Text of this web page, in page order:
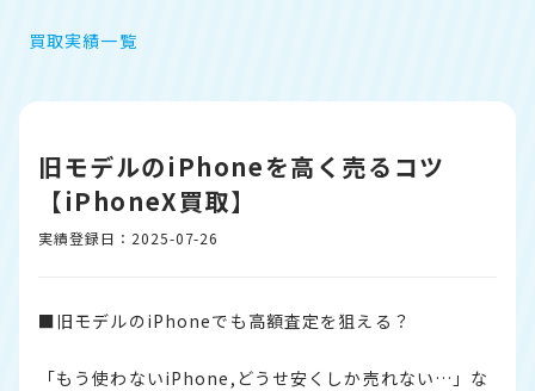
買取実績一覧
旧モデルのiPhoneを高く売るコツ
【iPhoneX買取】
実績登録日：2025-07-26
■旧モデルのiPhoneでも高額査定を狙える？
「もう使わないiPhone,どうせ安くしか売れない…」な